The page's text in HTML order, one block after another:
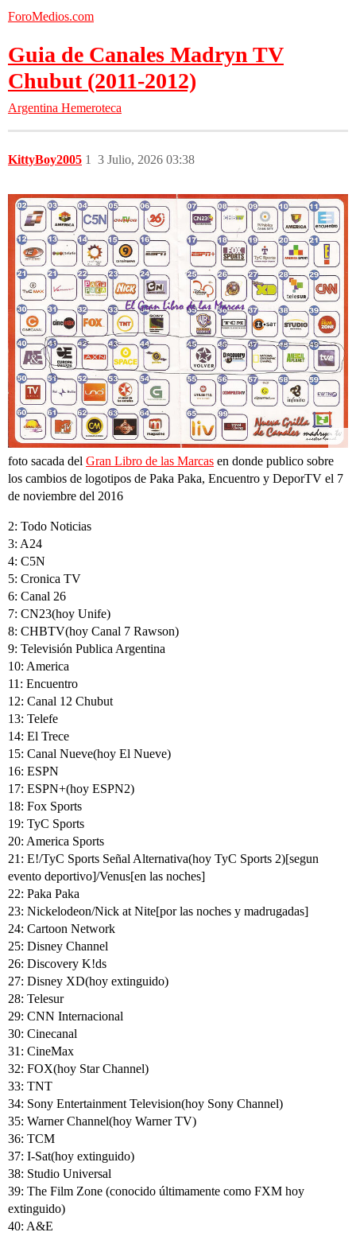
ForoMedios.com
Guia de Canales Madryn TV
Chubut (2011-2012)
Argentina Hemeroteca
KittyBoy2005 3 Julio, 2026 03:38
1
foto sacada del Gran Libro de las Marcas en donde publico sobre
los cambios de logotipos de Paka Paka, Encuentro y DeporTV el 7
de noviembre del 2016
2: Todo Noticias
3: A24
4: C5N
5: Cronica TV
6: Canal 26
7: CN23(hoy Unife)
8: CHBTV(hoy Canal 7 Rawson)
9: Televisión Publica Argentina
10: America
11: Encuentro
12: Canal 12 Chubut
13: Telefe
14: El Trece
15: Canal Nueve(hoy El Nueve)
16: ESPN
17: ESPN+(hoy ESPN2)
18: Fox Sports
19: TyC Sports
20: America Sports
21: E!/TyC Sports Señal Alternativa(hoy TyC Sports 2)[segun
evento deportivo]/Venus[en las noches]
22: Paka Paka
23: Nickelodeon/Nick at Nite[por las noches y madrugadas]
24: Cartoon Network
25: Disney Channel
26: Discovery K!ds
27: Disney XD(hoy extinguido)
28: Telesur
29: CNN Internacional
30: Cinecanal
31: CineMax
32: FOX(hoy Star Channel)
33: TNT
34: Sony Entertainment Television(hoy Sony Channel)
35: Warner Channel(hoy Warner TV)
36: TCM
37: I-Sat(hoy extinguido)
38: Studio Universal
39: The Film Zone (conocido últimamente como FXM hoy
extinguido)
40: A&E